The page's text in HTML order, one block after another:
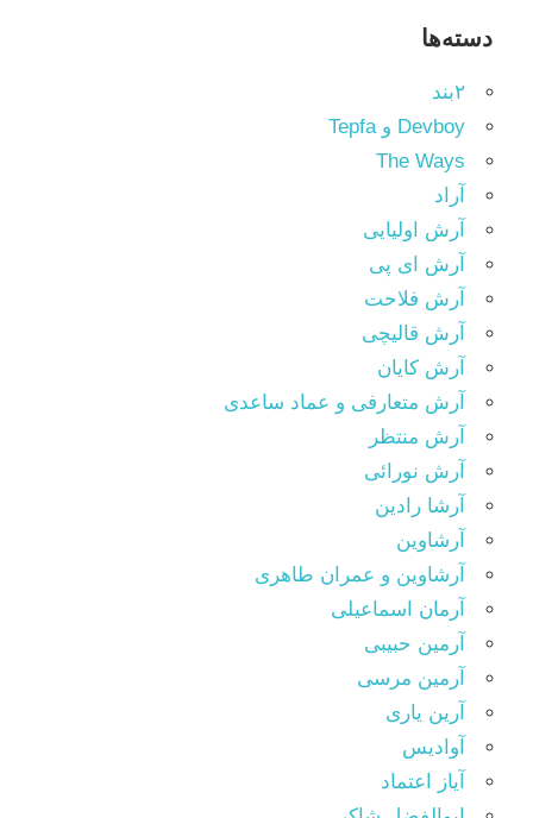
دسته‌ها
۲بند
Devboy و Tepfa
The Ways
آراد
آرش اولیایی
آرش ای پی
آرش فلاحت
آرش قالیچی
آرش کایان
آرش متعارفی و عماد ساعدی
آرش منتظر
آرش نورائی
آرشا رادین
آرشاوین
آرشاوین و عمران طاهری
آرمان اسماعیلی
آرمین حبیبی
آرمین مرسی
آرین یاری
آوادیس
آیاز اعتماد